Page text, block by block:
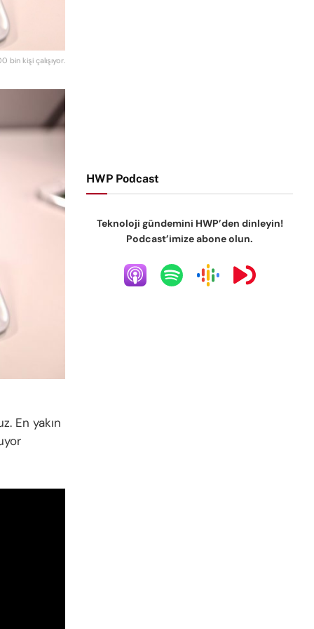
bin kişi çalışıyor.
En yakın
HWP Podcast
Teknoloji gündemini HWP’den dinleyin!
Podcast’imize abone olun.